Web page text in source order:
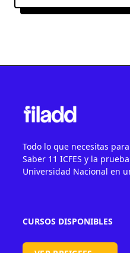
Todo lo que necesitas
Saber 11 ICFES y la
Universidad Nacional en
CURSOS DISPONIBLES